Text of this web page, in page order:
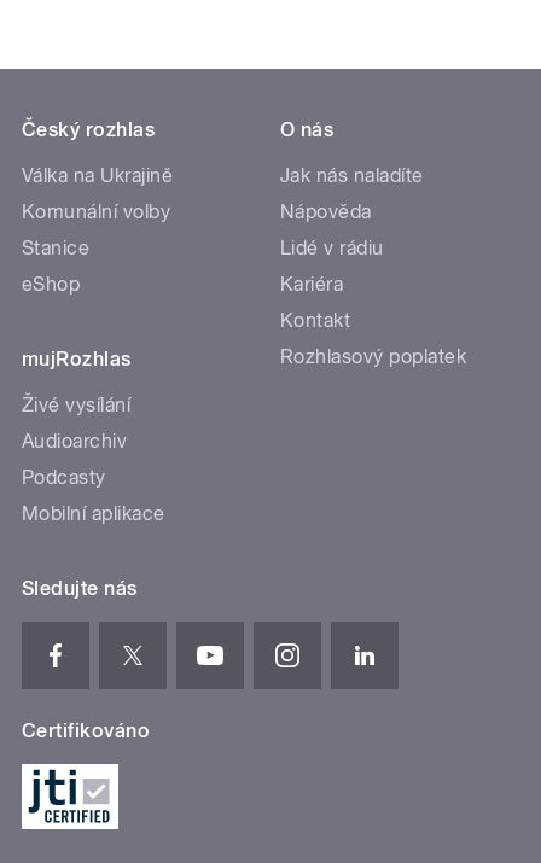
Český rozhlas
Válka na Ukrajině
Komunální volby
Stanice
eShop
mujRozhlas
Živé vysílání
Audioarchiv
Podcasty
Mobilní aplikace
O nás
Jak nás naladíte
Nápověda
Lidé v rádiu
Kariéra
Kontakt
Rozhlasový poplatek
Sledujte nás
Certifikováno